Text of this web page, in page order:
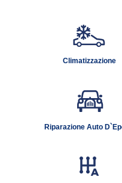
Climatizzazione
Riparazione Auto